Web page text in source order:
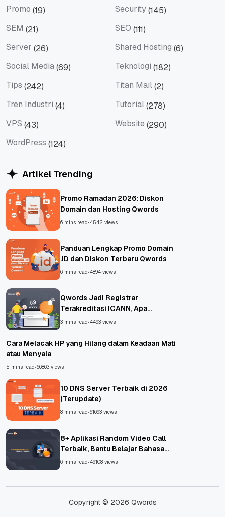
Promo (19) Security(145)
SEM (21) SEO (111)
Server (26) Shared Hosting (6)
Social Media(69) Teknologi (182)
Tips (242) Titan Mail(2)
Tren Industri (4) Tutorial(278)
VPS (43) Website (290)
WordPress (124)
Artikel Trending
Promo Ramadan 2026: Diskon
Domain dan Hosting Qwords
6 mins read•4542 views
Panduan Lengkap Promo Domain
.ID dan Diskon Terbaru Qwords
6 mins read•4894 views
Qwords Jadi Registrar
Terakreditasi ICANN, Apa
Untungnya?
3 mins read•4493 views
Cara Melacak HP yang Hilang dalam Keadaan Mati
atau Menyala
5 mins read•66863 views
10 DNS Server Terbaik di 2026
(Terupdate)
8 mins read•61693 views
8+ Aplikasi Random Video Call
Terbaik, Bantu Belajar Bahasa
Asing!
6 mins read•49108 views
Copyright © 2026 Qwords